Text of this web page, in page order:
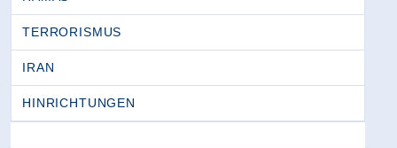
TERRORISMUS
IRAN
HINRICHTUNGEN